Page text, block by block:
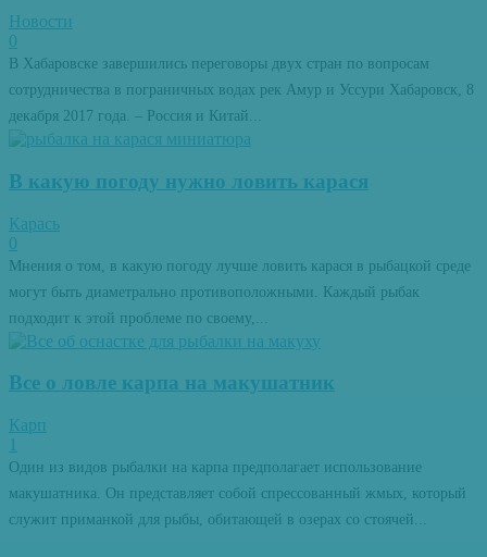
Новости
0
В Хабаровске завершились переговоры двух стран по вопросам
сотрудничества в пограничных водах рек Амур и Уссури Хабаровск, 8
декабря 2017 года. – Россия и Китай...
В какую погоду нужно ловить карася
Карась
0
Мнения о том, в какую погоду лучше ловить карася в рыбацкой среде
могут быть диаметрально противоположными. Каждый рыбак
подходит к этой проблеме по своему,...
Все о ловле карпа на макушатник
Карп
1
Один из видов рыбалки на карпа предполагает использование
макушатника. Он представляет собой спрессованный жмых, который
служит приманкой для рыбы, обитающей в озерах со стоячей...